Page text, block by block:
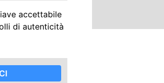
accettabile
di autenticità